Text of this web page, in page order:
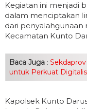
Kegiatan ini menjadi
dalam menciptakan
dari penyalahgunaan
Kecamatan Kunto
Baca Juga :
untuk Perkuat
Kapolsek Kunto